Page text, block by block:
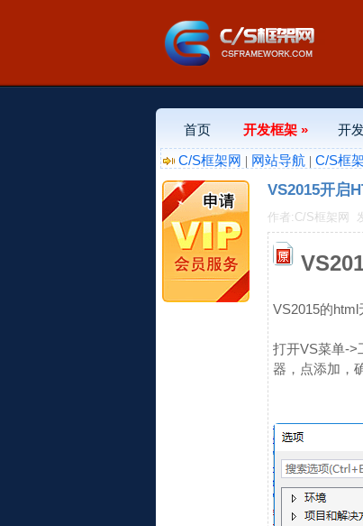
首页 开发框架 » 开
C/S框架网 | 网站导航 | C/S框
VS2015开启
作者:C/S框架网
VS2015的html
打开VS菜单->
器，点添加，